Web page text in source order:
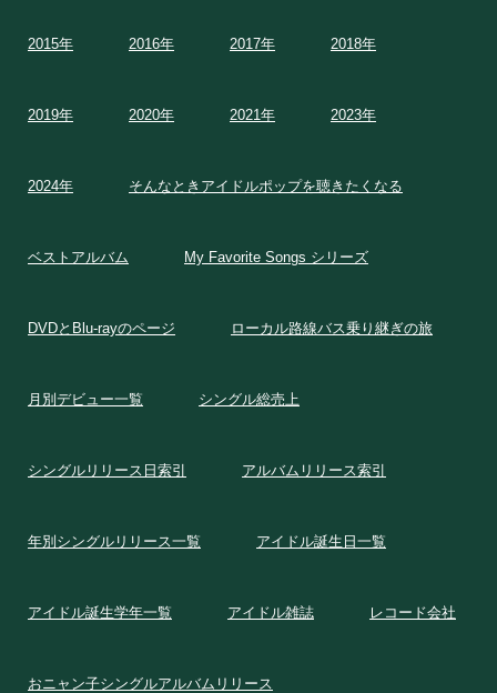
2015年 2016年 2017年 2018年
2019年 2020年 2021年 2023年
2024年 そんなときアイドルポップを聴きたくなる
ベストアルバム My Favorite Songs シリーズ
DVDとBlu-rayのページ ローカル路線バス乗り継ぎの旅
月別デビュー一覧 シングル総売上
シングルリリース日索引 アルバムリリース索引
年別シングルリリース一覧 アイドル誕生日一覧
アイドル誕生学年一覧 アイドル雑誌 レコード会社
おニャン子シングルアルバムリリース